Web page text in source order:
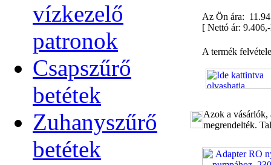
vízkezelő
patronok
Csapszűrő
betétek
Zuhanyszűrő
betétek
Az Ön ára:
[ Nettó ár:
A termék
Azok a vásárlók,
megrendelték.